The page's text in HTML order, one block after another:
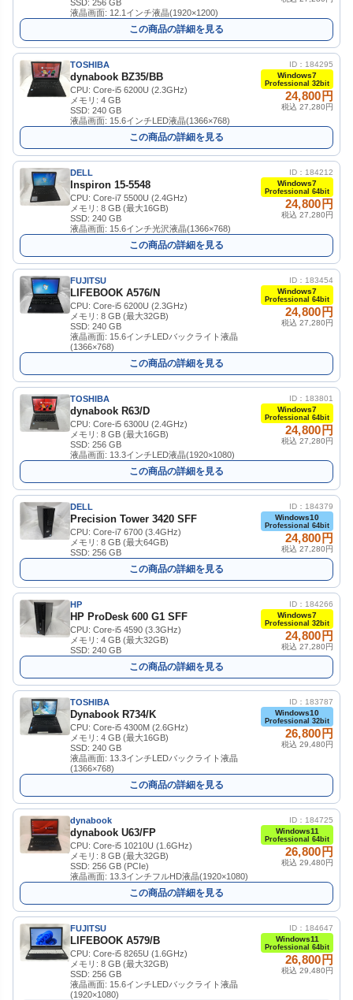
SSD: 256 GB
液晶画面: 12.1インチ液晶(1920×1200)
この商品の詳細を見る
TOSHIBA
dynabook BZ35/BB
CPU: Core-i5 6200U (2.3GHz)
メモリ: 4 GB
SSD: 240 GB
液晶画面: 15.6インチLED液晶(1366×768)
ID：184295
Windows7
Professional 32bit
24,800円
税込 27,280円
この商品の詳細を見る
DELL
Inspiron 15-5548
CPU: Core-i7 5500U (2.4GHz)
メモリ: 8 GB (最大16GB)
SSD: 240 GB
液晶画面: 15.6インチ光沢液晶(1366×768)
ID：184212
Windows7
Professional 64bit
24,800円
税込 27,280円
この商品の詳細を見る
FUJITSU
LIFEBOOK A576/N
CPU: Core-i5 6200U (2.3GHz)
メモリ: 8 GB (最大32GB)
SSD: 240 GB
液晶画面: 15.6インチLEDバックライト液晶
(1366×768)
ID：183454
Windows7
Professional 64bit
24,800円
税込 27,280円
この商品の詳細を見る
TOSHIBA
dynabook R63/D
CPU: Core-i5 6300U (2.4GHz)
メモリ: 8 GB (最大16GB)
SSD: 256 GB
液晶画面: 13.3インチLED液晶(1920×1080)
ID：183801
Windows7
Professional 64bit
24,800円
税込 27,280円
この商品の詳細を見る
DELL
Precision Tower 3420 SFF
CPU: Core-i7 6700 (3.4GHz)
メモリ: 8 GB (最大64GB)
SSD: 256 GB
ID：184379
Windows10
Professional 64bit
24,800円
税込 27,280円
この商品の詳細を見る
HP
HP ProDesk 600 G1 SFF
CPU: Core-i5 4590 (3.3GHz)
メモリ: 4 GB (最大32GB)
SSD: 240 GB
ID：184266
Windows7
Professional 32bit
24,800円
税込 27,280円
この商品の詳細を見る
TOSHIBA
Dynabook R734/K
CPU: Core-i5 4300M (2.6GHz)
メモリ: 4 GB (最大16GB)
SSD: 240 GB
液晶画面: 13.3インチLEDバックライト液晶
(1366×768)
ID：183787
Windows10
Professional 32bit
26,800円
税込 29,480円
この商品の詳細を見る
dynabook
dynabook U63/FP
CPU: Core-i5 10210U (1.6GHz)
メモリ: 8 GB (最大32GB)
SSD: 256 GB (PCIe)
液晶画面: 13.3インチフルHD液晶(1920×1080)
ID：184725
Windows11
Professional 64bit
26,800円
税込 29,480円
この商品の詳細を見る
FUJITSU
LIFEBOOK A579/B
CPU: Core-i5 8265U (1.6GHz)
メモリ: 8 GB (最大32GB)
SSD: 256 GB
液晶画面: 15.6インチLEDバックライト液晶
(1920×1080)
ID：184647
Windows11
Professional 64bit
26,800円
税込 29,480円